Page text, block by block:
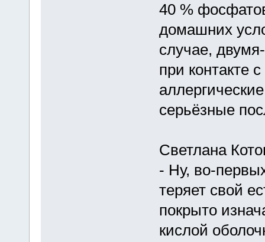
40 %
домашних
случае,
при контакте
серьёзные
Светлана
- Ну, во-
теряет свой
покрыто
кислой